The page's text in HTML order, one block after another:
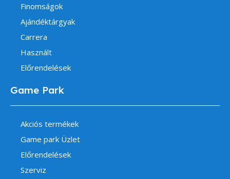
Finomságok
Ajándéktárgyak
Carrera
Használt
Előrendelések
Game Park
Akciós termékek
Game park Üzlet
Előrendelések
Szerviz